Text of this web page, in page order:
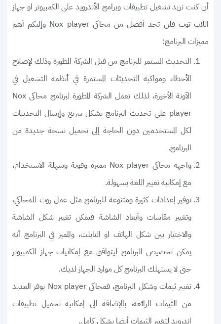
أن كنت تريد تشغيل تطبيقات وبرامج الأندرويد على الكمبيوتر او جهاز
اللاب توب فلن تجد أفضل من محاكى Nox player وإليكم أهم
مميزات البرنامج:
التحديث المستمر للبرنامج من قبل الشركة المطورة وذلك لإصلاح
الأخطاء ومواكبة التحديثات المستمرة في أنظمة التشغيل في
الآونة الأخيرة، لذلك تعمل الشركة المطورة لبرنامج محاكى Nox
player على تحديث البرنامج بشكل سريع وإرسال التحديثات
لكل المستخدمين دون الحاجة إلى تحميل نسخة جديدة من
البرنامج.
واجهه محاكى Nox player مميزة وقوية وسهلة الاستخدام،
مع إمكانية تغيير اللغة بسهولة.
توفير إعدادات كثيرة ومتنوعة للبرنامج مثل عمل روت للمحاكي،
وتغيير مقاسات وأبعاد الشاشة فيمكن تغيير شكل الشاشة
والاختيار بين شكل الهاتف او التابلت، والمميز في البرنامج أنه
يمكن تخصيص البرنامج ليتوافق مع إمكانيات جهاز الكمبيوتر
حتى لا يستهلك البرنامج كل موارد الجهاز لديك.
تغيير ثيمات وشكل البرنامج، فمحاكى Nox player يوفر العديد
من الثيمات الرائعة، بالإضافة الى إمكانية تحميل تطبيقات
اندرويد لتغيير الثيمات أيضا بشكل كامل.